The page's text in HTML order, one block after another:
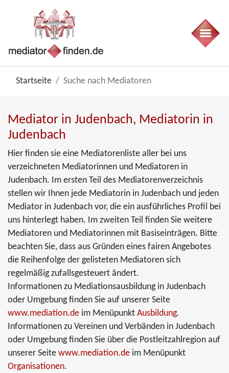
Startseite Suche nach Mediatoren
Mediator in Judenbach, Mediatorin in
Judenbach
Hier finden sie eine Mediatorenliste aller bei uns
verzeichneten Mediatorinnen und Mediatoren in
Judenbach. Im ersten Teil des Mediatorenverzeichnis
stellen wir Ihnen jede Mediatorin in Judenbach und jeden
Mediator in Judenbach vor, die ein ausführliches Profil bei
uns hinterlegt haben. Im zweiten Teil finden Sie weitere
Mediatoren und Mediatorinnen mit Basiseinträgen. Bitte
beachten Sie, dass aus Gründen eines fairen Angebotes
die Reihenfolge der gelisteten Mediatoren sich
regelmäßig zufallsgesteuert ändert.
Informationen zu Mediationsausbildung in Judenbach
oder Umgebung finden Sie auf unserer Seite
www.mediation.de im Menüpunkt Ausbildung.
Informationen zu Vereinen und Verbänden in Judenbach
oder Umgebung finden Sie über die Postleitzahlregion auf
unserer Seite www.mediation.de im Menüpunkt
Organisationen.